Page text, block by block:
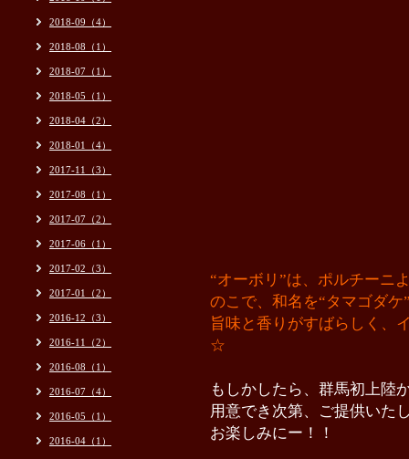
“オーボリ”は、ポルチーニ
のこで、和名を“タマゴダケ
旨味と香りがすばらしく、
☆
もしかしたら、群馬初上陸
用意でき次第、ご提供いた
お楽しみにー！！
2018-09（4）
2018-08（1）
2018-07（1）
2018-05（1）
2018-04（2）
2018-01（4）
2017-11（3）
2017-08（1）
2017-07（2）
2017-06（1）
2017-02（3）
2017-01（2）
2016-12（3）
2016-11（2）
2016-08（1）
2016-07（4）
2016-05（1）
2016-04（1）